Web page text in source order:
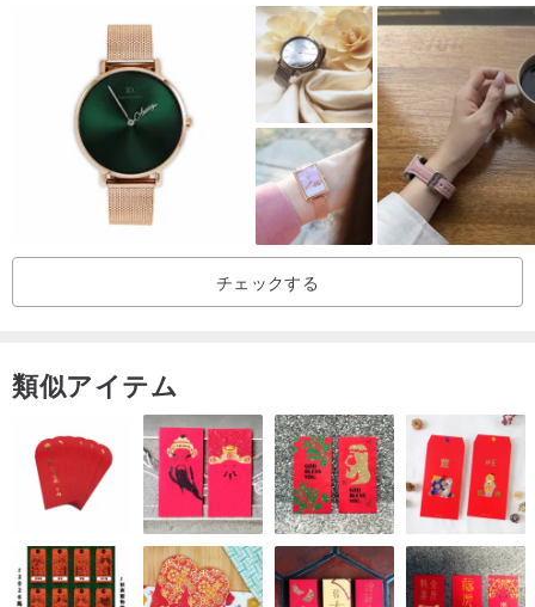
■腕周りサイズ：《15.5cm 以内》
■付属品：オリジナルウォッチボックス
ランク：AB（美品、わずかな使用感あり）
備考：
2 針、クォーツ、日常生活防水
い。安全規定によりリチウム電池は郵送できないため、電池を取り
外してから発送いたします。）
ご購入前にご確認ください：
・すべて正規品です。
・商品は香港にございます。香港以外からのご注文の場合、関税お
チェックする
類似アイテム